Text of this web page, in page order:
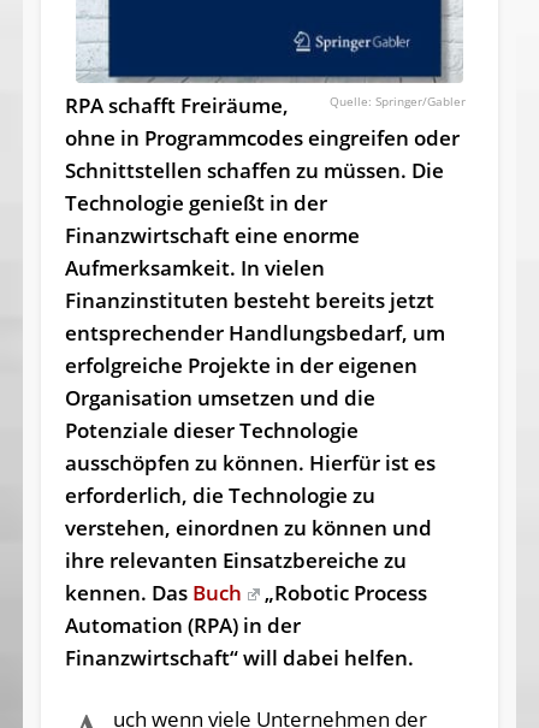
Springer/Gabler
RPA schafft Freiräume,
ohne in Programmcodes eingreifen oder
Schnittstellen schaffen zu müssen. Die
Technologie genießt in der
Finanzwirtschaft eine enorme
Aufmerksamkeit. In vielen
Finanzinstituten besteht bereits jetzt
entsprechender Handlungsbedarf, um
erfolgreiche Projekte in der eigenen
Organisation umsetzen und die
Potenziale dieser Technologie
ausschöpfen zu können. Hierfür ist es
erforderlich, die Technologie zu
verstehen, einordnen zu können und
ihre relevanten Einsatzbereiche zu
kennen. Das Buch
„Robotic Process
Automation (RPA) in der
Finanzwirtschaft“ will dabei helfen.
uch wenn viele Unternehmen der